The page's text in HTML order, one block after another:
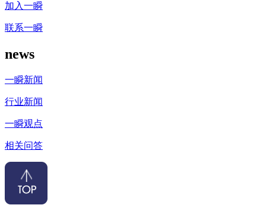
加入一瞬
联系一瞬
news
一瞬新闻
行业新闻
一瞬观点
相关问答